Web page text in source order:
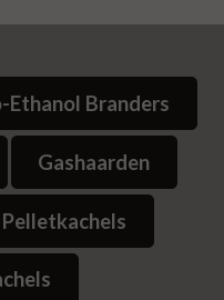
Ethanol Branders
Gashaarden
Pelletkachels